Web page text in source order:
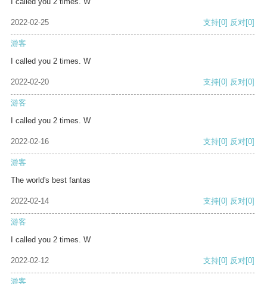
2022-02-25 支持[0] 反对[0]
游客
I called you 2 times. W
2022-02-20 支持[0] 反对[0]
游客
I called you 2 times. W
2022-02-16 支持[0] 反对[0]
游客
The world's best fantas
2022-02-14 支持[0] 反对[0]
游客
I called you 2 times. W
2022-02-12 支持[0] 反对[0]
游客